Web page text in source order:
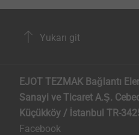
Yukarı git
EJOT TEZMAK Bağlantı
Sanayi ve Ticaret A.Ş.
Küçükköy / İstanbul TR-
Facebook